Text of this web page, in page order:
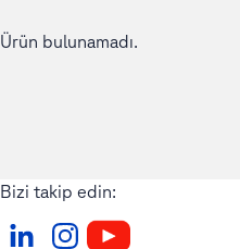
Ürün bulunamadı.
Bizi takip edin: